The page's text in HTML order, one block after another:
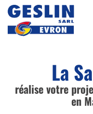
Passer
contenu
La
réalise votre
en